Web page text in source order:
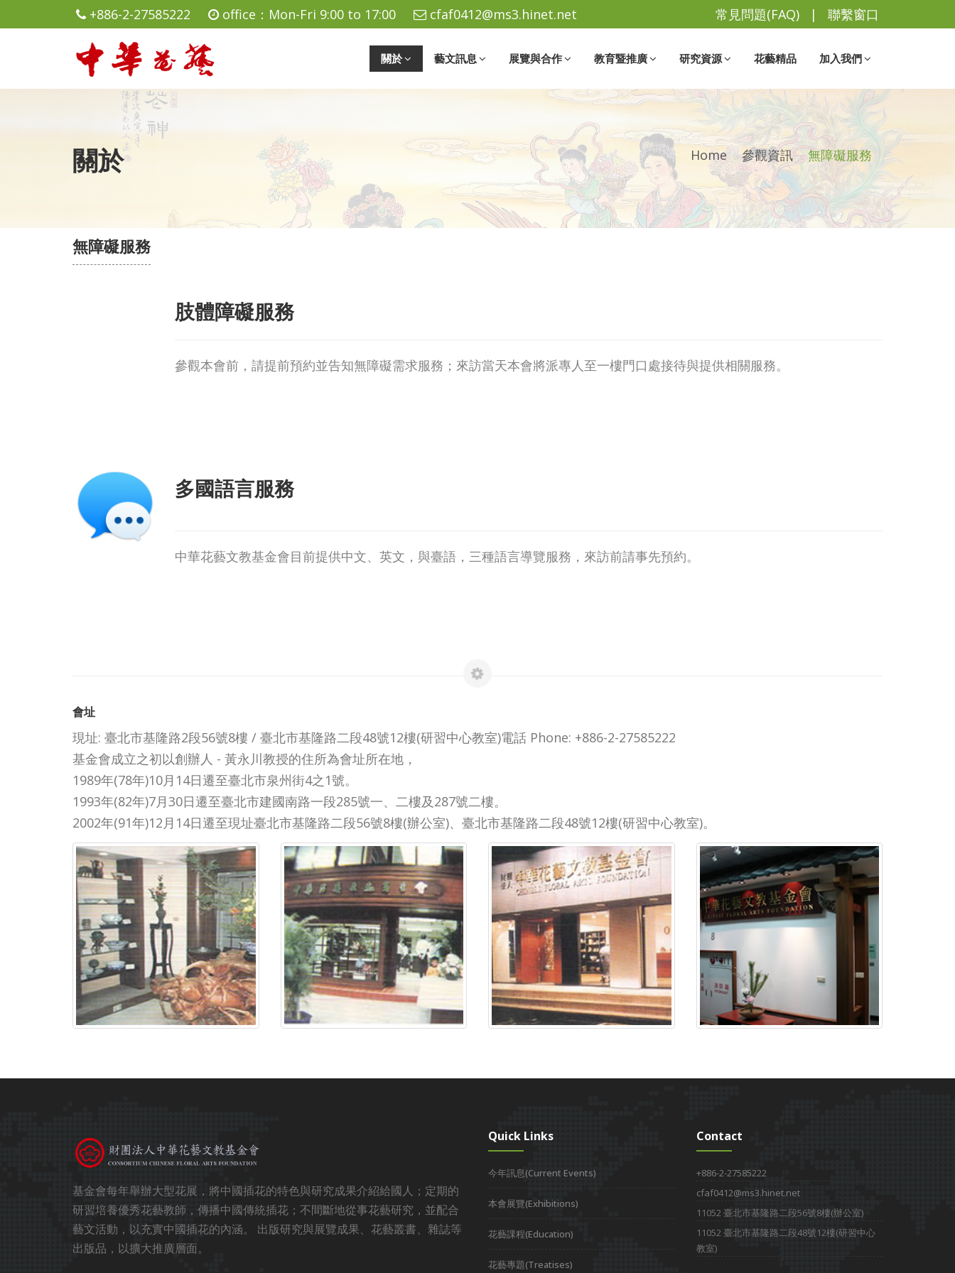
+886-2-27585222 office：Mon-Fri 9:00 to 17:00 cfaf0412@ms3.hinet.net 常見問題(FAQ) | 聯繫窗口
關於 藝文訊息 展覽與合作 教育暨推廣 研究資源 花藝精品 加入我們
關於 Home 參觀資訊 無障礙服務
無障礙服務
肢體障礙服務
參觀本會前，請提前預約並告知無障礙需求服務；來訪當天本會將派專人至一樓門口處接待與提供相關服務。
多國語言服務
中華花藝文教基金會目前提供中文、英文，與臺語，三種語言導覽服務，來訪前請事先預約。
會址
現址: 臺北市基隆路2段56號8樓 / 臺北市基隆路二段48號12樓(研習中心教室)電話 Phone: +886-2-27585222
基金會成立之初以創辦人 - 黃永川教授的住所為會址所在地，
1989年(78年)10月14日遷至臺北市泉州街4之1號。
1993年(82年)7月30日遷至臺北市建國南路一段285號一、二樓及287號二樓。
2002年(91年)12月14日遷至現址臺北市基隆路二段56號8樓(辦公室)、臺北市基隆路二段48號12樓(研習中心教室)。
基金會每年舉辦大型花展，將中國插花的特色與研究成果介紹給國人；定期的
研習培養優秀花藝教師，傳播中國傳統插花；不間斷地從事花藝研究，並配合
藝文活動，以充實中國插花的內涵。 出版研究與展覽成果、花藝叢書、雜誌等
出版品，以擴大推廣層面。
Quick Links
今年訊息(Current Events)
本會展覽(Exhibitions)
花藝課程(Education)
花藝專題(Treatises)
Contact
+886-2-27585222
cfaf0412@ms3.hinet.net
11052 臺北市基隆路二段56號8樓(辦公室)
11052 臺北市基隆路二段48號12樓(研習中心
教室)